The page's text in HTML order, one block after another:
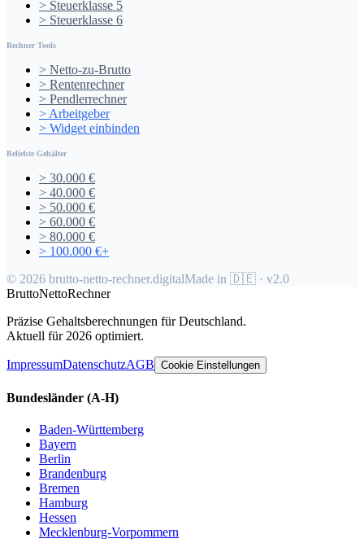
> Steuerklasse 5
> Steuerklasse 6
Rechner Tools
> Netto-zu-Brutto
> Rentenrechner
> Pendlerrechner
> Arbeitgeber
> Widget einbinden
Beliebte Gehälter
> 30.000 €
> 40.000 €
> 50.000 €
> 60.000 €
> 80.000 €
> 100.000 €+
© 2026 brutto-netto-rechner.digitalMade in 🇩🇪 · v2.0
BruttoNettoRechner
Präzise Gehaltsberechnungen für Deutschland.
Aktuell für 2026 optimiert.
ImpressumDatenschutzAGB Cookie Einstellungen
Bundesländer (A-H)
Baden-Württemberg
Bayern
Berlin
Brandenburg
Bremen
Hamburg
Hessen
Mecklenburg-Vorpommern